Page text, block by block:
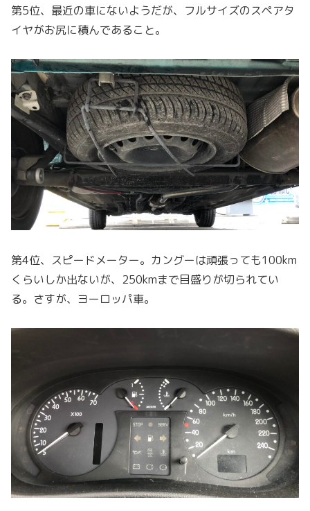
第5位、最近の車にないようだが、フルサイズのスペアタ
イヤがお尻に積んであること。
第4位、スピードメーター。カングーは頑張っても100km
くらいしか出ないが、250kmまで目盛りが切られてい
る。さすが、ヨーロッパ車。